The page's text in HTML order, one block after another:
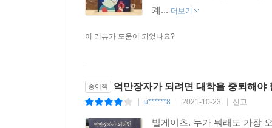
참고문헌
계... 더보기
이 리뷰가 도움이 되었나요?
종이책 억만장자가 되려면 대학을 중퇴해야
u******8 2021-10-23 신고
빌게이츠. 누가 뭐래도 가장